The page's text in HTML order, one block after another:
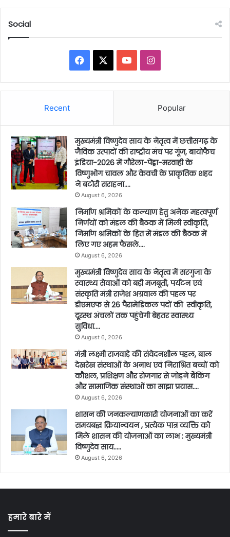
Social
Facebook YouTubeInstagram
Recent Popular
मुख्यमंत्री विष्णुदेव साय के नेतृत्व में छत्तीसगढ़ के
जैविक उत्पादों की राष्ट्रीय मंच पर गूंज, बायोफैच
इंडिया-2026 में गौरेला-पेंड्रा-मरवाही के
विष्णुभोग चावल और केवची के प्राकृतिक शहद
ने बटोरी सराहना….
August 6, 2026
निर्माण श्रमिकों के कल्याण हेतु अनेक महत्वपूर्ण
निर्णयों को मंडल की बैठक में मिली स्वीकृति,
निर्माण श्रमिकों के हित में मंडल की बैठक में
लिए गए अहम फैसले….
August 6, 2026
मुख्यमंत्री विष्णुदेव साय के नेतृत्व में सरगुजा के
स्वास्थ्य सेवाओं को बड़ी मजबूती, पर्यटन एवं
संस्कृति मंत्री राजेश अग्रवाल की पहल पर
डीएमएफ से 26 पैरामेडिकल पदों की स्वीकृति,
दूरस्थ अंचलों तक पहुंचेगी बेहतर स्वास्थ्य
सुविधा….
August 6, 2026
मंत्री लक्ष्मी राजवाड़े की संवेदनशील पहल, बाल
देखरेख संस्थाओं के अनाथ एवं निराश्रित बच्चों को
कौशल, प्रशिक्षण और रोजगार से जोड़ने बैंकिंग
और सामाजिक संस्थाओं का साझा प्रयास….
August 6, 2026
शासन की जनकल्याणकारी योजनाओं का करें
समयबद्ध क्रियान्वयन , प्रत्येक पात्र व्यक्ति को
मिले शासन की योजनाओं का लाभ : मुख्यमंत्री
विष्णुदेव साय…..
August 6, 2026
हमारे बारे में